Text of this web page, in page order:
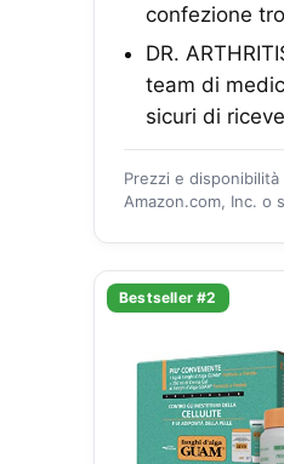
confezione
DR.
team di
sicuri di
Prezzi e
Amazon.com, Inc. o
Bestseller #2